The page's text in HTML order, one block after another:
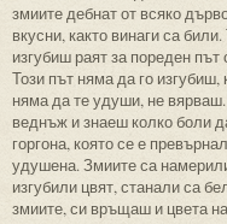
змиите дебнат от всяко
вкусни, както винаги са
изгубиш раят за пореден
Този път няма да го
няма да те удуши, не
веднъж и знаеш колко боли
горгона, която се е
удушена. Змиите са
изгубили цвят, станали са
змиите, си връщаш и цвета